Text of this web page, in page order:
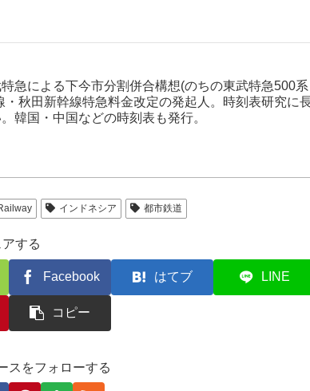
急による下今市分割併合構想(のちの東武特急500系
・秋田新幹線特急料金改定の発起人。時刻表研究に
韓国・中国などの時刻表も発行。
インドネシア 都市鉄道
アする
Facebook はてブ LINE
コピー
スをフォローする